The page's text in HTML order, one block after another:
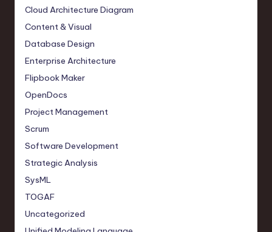
Cloud Architecture Diagram
Content & Visual
Database Design
Enterprise Architecture
Flipbook Maker
OpenDocs
Project Management
Scrum
Software Development
Strategic Analysis
SysML
TOGAF
Uncategorized